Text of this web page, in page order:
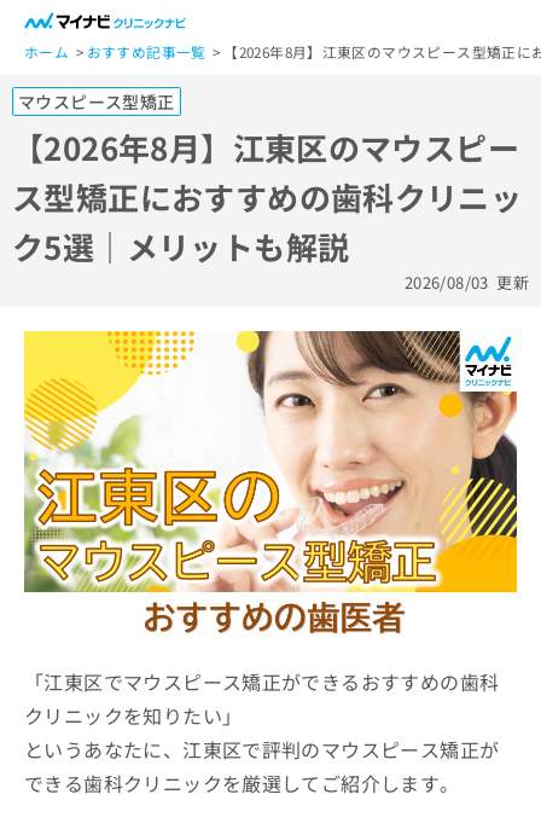
ホーム おすすめ記事一覧 【2026年8月】江東区のマウスピース型矯正
マウスピース型矯正
【2026年8月】江東区のマウスピー
ス型矯正におすすめの歯科クリニッ
ク5選｜メリットも解説
2026/08/03 更新
「江東区でマウスピース矯正ができるおすすめの歯科
クリニックを知りたい」
というあなたに、江東区で評判のマウスピース矯正が
できる歯科クリニックを厳選してご紹介します。
一
般
ー
ザ
ー
の
方
は
こ
マ
イ
ナ
ビ
ク
リ
ニ
ッ
ク
関
る
お
問
い
療
関
係
者
の
方
は
こ
広
告
出
稿
の
広
告
代
店